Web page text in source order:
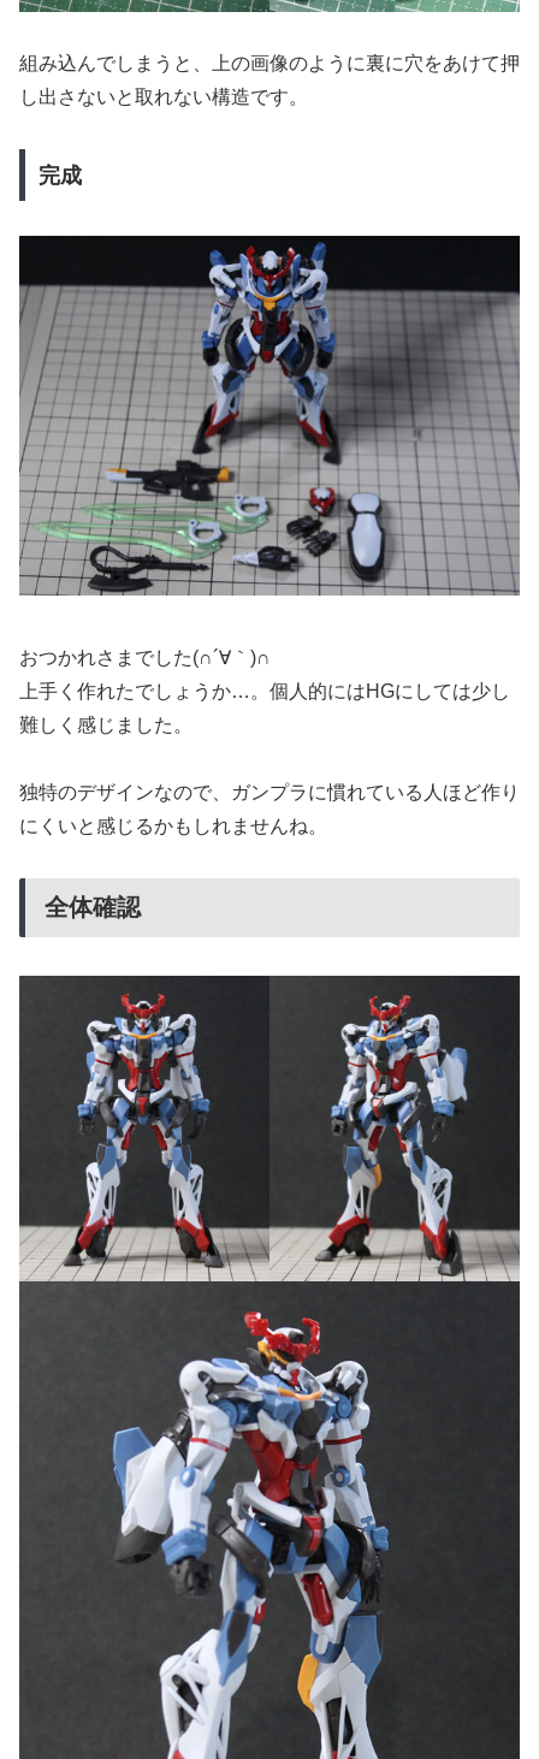
組み込んでしまうと、上の画像のように裏に穴をあけて押
し出さないと取れない構造です。
完成
おつかれさまでした(∩´∀｀)∩
上手く作れたでしょうか…。個人的にはHGにしては少し
難しく感じました。
独特のデザインなので、ガンプラに慣れている人ほど作り
にくいと感じるかもしれませんね。
全体確認